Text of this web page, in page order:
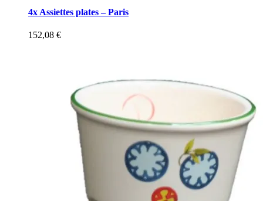
4x Assiettes plates – Paris
152,08 €